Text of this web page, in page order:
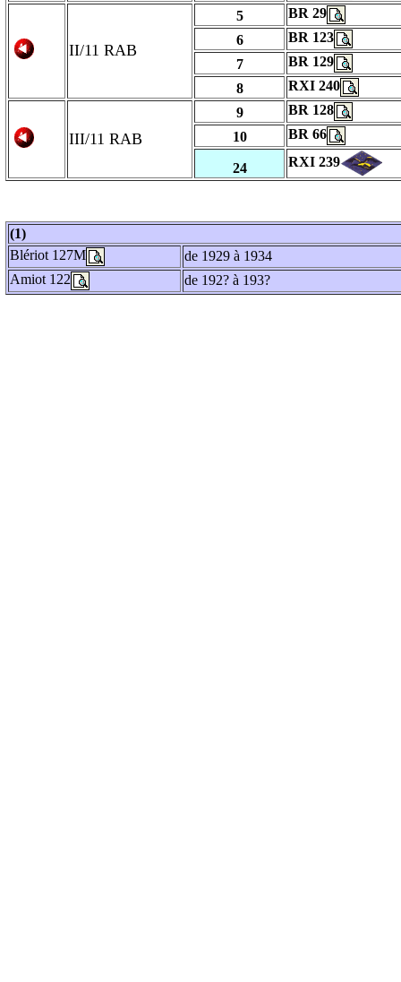
II/11 RAB
5
BR 29
6
BR 123
7
BR 129
8
RXI 240
III/11 RAB
9
BR 128
10
BR 66
24 RXI 239
(1)
Blériot 127M
de 1929 à 1934
Amiot 122
de 192? à 193?